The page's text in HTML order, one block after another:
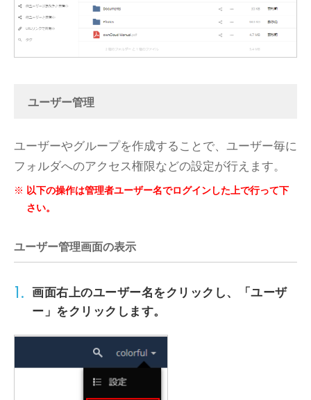
ユーザー管理
ユーザーやグループを作成することで、ユーザー毎に
フォルダへのアクセス権限などの設定が行えます。
以下の操作は管理者ユーザー名でログインした上で行って下
さい。
ユーザー管理画面の表示
1. 画面右上のユーザー名をクリックし、
「ユーザ
ー」 をクリックします。